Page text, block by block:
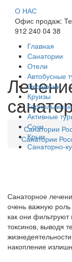
О НАС
Офис продаж:
912 240 04 38
Главная
Санатории
Отели
Автобусные
Экскурсии
Круизы
Активные
Сочи
Крым
Санаторно-
Санатории
Санатории
Санаторное
очень важную роль
как они
токсинов, выводя
накопление